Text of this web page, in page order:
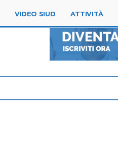
VIDEO SIUD ATTIVITÀ